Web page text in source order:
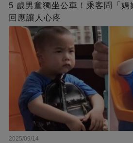
5 歲男童獨坐公車！乘客問「媽
回應讓人心疼
2025/09/14